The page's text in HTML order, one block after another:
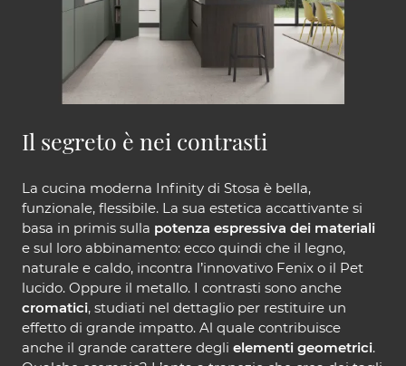
Il segreto è nei contrasti
La cucina moderna Infinity di Stosa è bella,
funzionale, flessibile. La sua estetica accattivante si
basa in primis sulla potenza espressiva dei materiali
e sul loro abbinamento: ecco quindi che il legno,
naturale e caldo, incontra l’innovativo Fenix o il Pet
lucido. Oppure il metallo. I contrasti sono anche
cromatici, studiati nel dettaglio per restituire un
effetto di grande impatto. Al quale contribuisce
anche il grande carattere degli elementi geometrici.